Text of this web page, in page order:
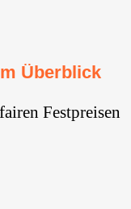
Überblick
Festpreisen